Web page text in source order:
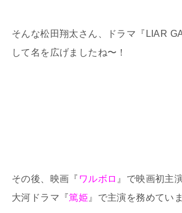
そんな松田翔太さん、ドラマ『LIAR
して名を広げましたね〜！
その後、映画『 ワルボロ 』で映画初主
大河ドラマ『篤姫 』で主演を務めてい